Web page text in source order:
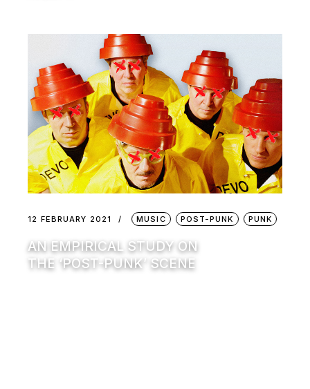
12 FEBRUARY 2021 MUSIC POST-PUNK PUNK
AN EMPIRICAL STUDY ON
THE ‘POST-PUNK’ SCENE